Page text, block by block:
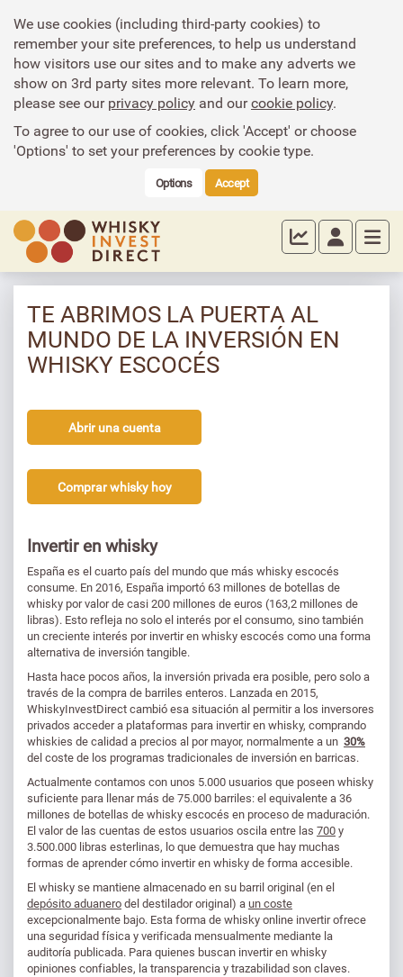
We use cookies (including third-party cookies) to
remember your site preferences, to help us understand
how visitors use our sites and to make any adverts we
show on 3rd party sites more relevant. To learn more,
please see ourprivacy policy and ourcookie policy.
To agree to our use of cookies, click 'Accept' or choose
'Options' to set your preferences by cookie type.
Options Accept
TE ABRIMOS LA PUERTA AL
MUNDO DE LA INVERSIÓN EN
WHISKY ESCOCÉS
Abrir una cuenta
Comprar whisky hoy
Invertir en whisky
España es el cuarto país del mundo que más whisky escocés
consume. En 2016, España importó 63 millones de botellas de
whisky por valor de casi 200 millones de euros (163,2 millones de
libras). Esto refleja no solo el interés por el consumo, sino también
un creciente interés por invertir en whisky escocés como una forma
alternativa de inversión tangible.
Hasta hace pocos años, la inversión privada era posible, pero solo a
través de la compra de barriles enteros. Lanzada en 2015,
WhiskyInvestDirect cambió esa situación al permitir a los inversores
privados acceder a plataformas para invertir en whisky, comprando
whiskies de calidad a precios al por mayor, normalmente a un 30%
del coste de los programas tradicionales de inversión en barricas.
Actualmente contamos con unos 5.000 usuarios que poseen whisky
suficiente para llenar más de 75.000 barriles: el equivalente a 36
millones de botellas de whisky escocés en proceso de maduración.
El valor de las cuentas de estos usuarios oscila entre las 700y
3.500.000 libras esterlinas, lo que demuestra que hay muchas
formas de aprender cómo invertir en whisky de forma accesible.
El whisky se mantiene almacenado en su barril original (en el
depósito aduanerodel destilador original) aun coste
excepcionalmente bajo. Esta forma de whisky online invertir ofrece
una seguridad física y verificada mensualmente mediante la
auditoría publicada. Para quienes buscan invertir en whisky
opiniones confiables, la transparencia y trazabilidad son claves.